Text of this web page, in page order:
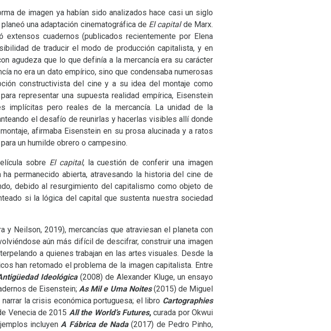
de imagen ya habían sido analizados hace casi un siglo
una adaptación cinematográfica de El capitalde Marx.
cuadernos (publicados recientemente por Elena
de traducir el modo de producción capitalista, y en
agudeza que lo que definía a la mercancía era su carácter
no era un dato empírico, sino que condensaba numerosas
constructivista del cine y a su idea del montaje como
representar una supuesta realidad empírica, Eisenstein
implícitas pero reales de la mercancía. La unidad de la
el desafío de reunirlas y hacerlas visibles allí donde
afirmaba Eisenstein en su prosa alucinada y a ratos
un humilde obrero o campesino.
sobre El capital, la cuestión de conferir una imagen
permanecido abierta, atravesando la historia del cine de
debido al resurgimiento del capitalismo como objeto de
si la lógica del capital que sustenta nuestra sociedad
Neilson, 2019), mercancías que atraviesan el planeta con
aún más difícil de descifrar, construir una imagen
a quienes trabajan en las artes visuales. Desde la
han retomado el problema de la imagen capitalista. Entre
Ideológica(2008) de Alexander Kluge, un ensayo
de Eisenstein;As Mil e Uma Noites(2015) de Miguel
la crisis económica portuguesa; el libro Cartographies
Venecia de 2015 All the World’s Futures,curada por Okwui
incluyenA Fábrica de Nada(2017) de Pedro Pinho,